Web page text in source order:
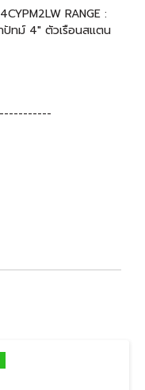
RANGE :
ทม์ 4" ตัวเรือนสแตน